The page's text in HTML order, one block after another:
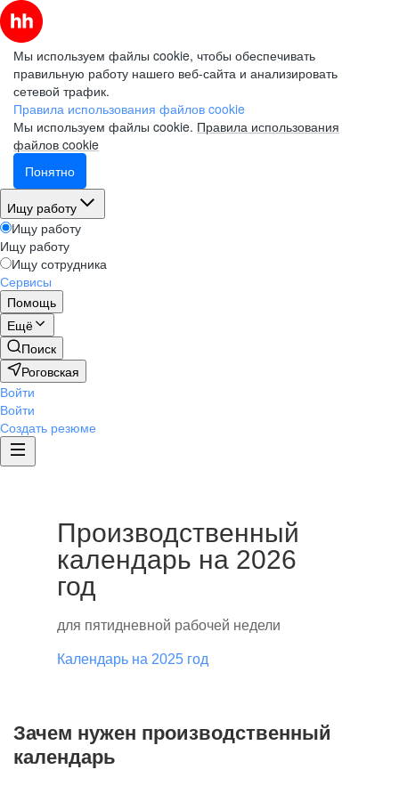
Мы используем файлы cookie, чтобы обеспечивать
правильную работу нашего веб-сайта и анализировать
сетевой трафик.
Правила использования файлов cookie
Мы используем файлы cookie. Правила использования
файлов cookie
Понятно
Ищу работу
Ищу работу
Ищу работу
Ищу сотрудника
Сервисы
Помощь
Ещё
Поиск
Роговская
Войти
Войти
Создать резюме
Производственный
календарь на 2026
год
для пятидневной рабочей недели
Календарь на 2025 год
Зачем нужен производственный
календарь